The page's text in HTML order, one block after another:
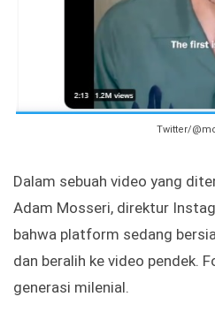
Twitter/
Dalam sebuah video yang
Adam Mosseri, direktur
bahwa platform sedang
dan beralih ke video pendek.
generasi milenial.